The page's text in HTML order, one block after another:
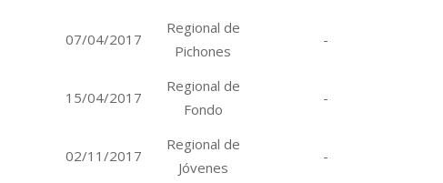
07/04/2017
Regional de
Pichones
-
15/04/2017
Regional de
Fondo
-
02/11/2017
Regional de
Jóvenes
-